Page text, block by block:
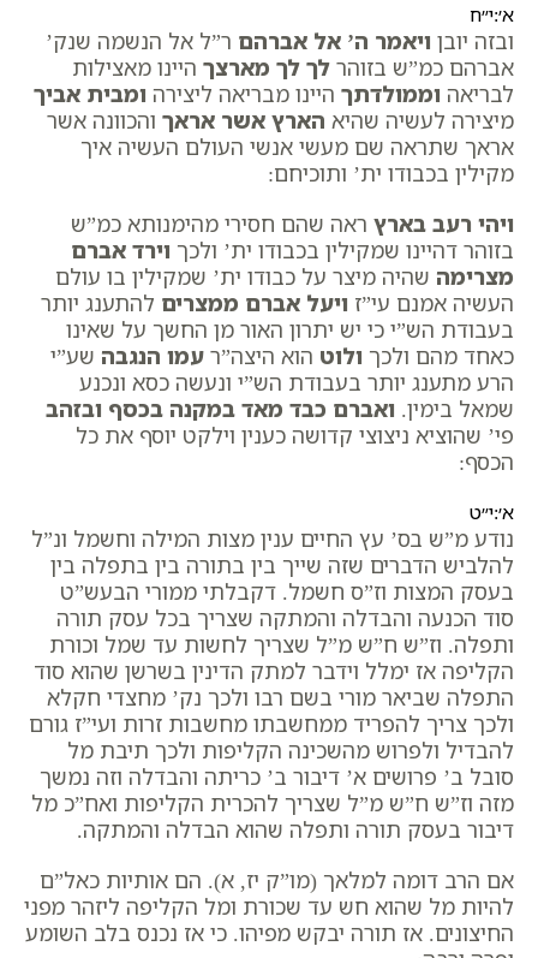
א׳:י״ח
ובזה יובן ויאמר ה’ אל אברהם ר”ל אל הנשמה שנק’
אברהם כמ”ש בזוהר לך לך מארצך היינו מאצילות
לבריאה וממולדתך היינו מבריאה ליצירה ומבית אביך
מיצירה לעשיה שהיא הארץ אשר אראך והכוונה אשר
אראך שתראה שם מעשי אנשי העולם העשיה איך
מקילין בכבודו ית’ ותוכיחם:
ויהי רעב בארץ ראה שהם חסירי מהימנותא כמ”ש
בזוהר דהיינו שמקילין בכבודו ית’ ולכך וירד אברם
מצרימה שהיה מיצר על כבודו ית’ שמקילין בו עולם
העשיה אמנם עי”ז ויעל אברם ממצרים להתענג יותר
בעבודת הש”י כי יש יתרון האור מן החשך על שאינו
כאחד מהם ולכך ולוט הוא היצה”ר עמו הנגבה שע”י
הרע מתענג יותר בעבודת הש”י ונעשה כסא ונכנע
שמאל בימין. ואברם כבד מאד במקנה בכסף ובזהב
פי’ שהוציא ניצוצי קדושה כענין וילקט יוסף את כל
הכסף:
א׳:י״ט
נודע מ”ש בס’ עץ החיים ענין מצות המילה וחשמל ונ”ל
להלביש הדברים שזה שייך בין בתורה בין בתפלה בין
בעסק המצות וז”ס חשמל. דקבלתי ממורי הבעש”ט
סוד הכנעה והבדלה והמתקה שצריך בכל עסק תורה
ותפלה. וז”ש ח”ש מ”ל שצריך לחשות עד שמל וכורת
הקליפה אז ימלל וידבר למתק הדינין בשרשן שהוא סוד
התפלה שביאר מורי בשם רבו ולכך נק’ מחצדי חקלא
ולכך צריך להפריד ממחשבתו מחשבות זרות ועי”ז גורם
להבדיל ולפרוש מהשכינה הקליפות ולכך תיבת מל
סובל ב’ פרושים א’ דיבור ב’ כריתה והבדלה וזה נמשך
מזה וז”ש ח”ש מ”ל שצריך להכרית הקליפות ואח”כ מל
דיבור בעסק תורה ותפלה שהוא הבדלה והמתקה.
אם הרב דומה למלאך (מו”ק יז, א). הם אותיות כאל”ם
להיות מל שהוא חש עד שכורת ומל הקליפה ליזהר מפני
החיצונים. אז תורה יבקש מפיהו. כי אז נכנס בלב השומע